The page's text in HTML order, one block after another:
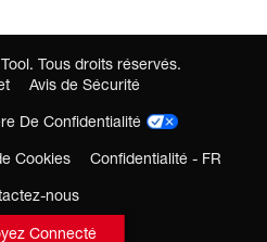
Connecté
Tous droits réservés.
Avis de Sécurité
De Confidentialité
Cookies
Confidentialité - FR
nous